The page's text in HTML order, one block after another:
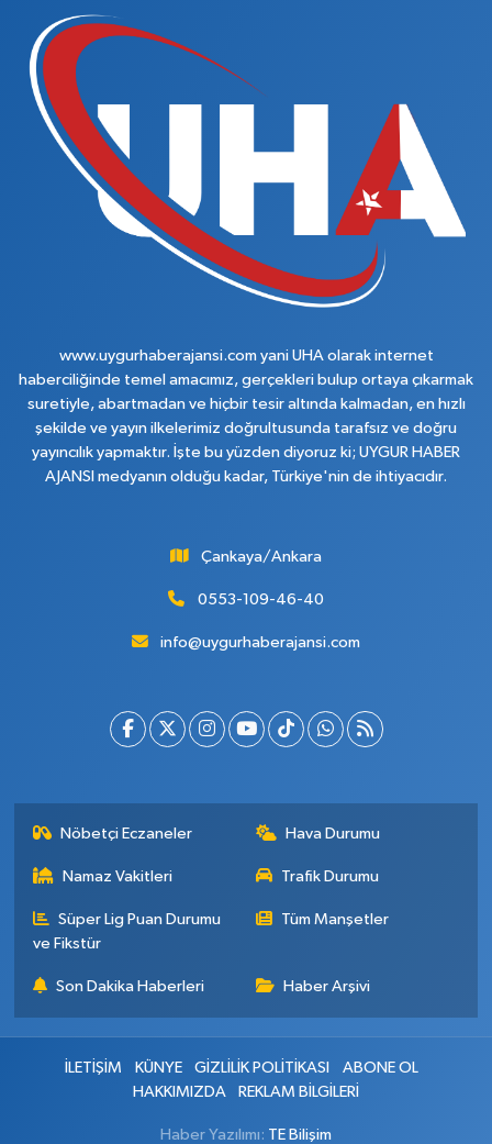
www.uygurhaberajansi.com yani UHA olarak internet
haberciliğinde temel amacımız, gerçekleri bulup ortaya çıkarmak
suretiyle, abartmadan ve hiçbir tesir altında kalmadan, en hızlı
şekilde ve yayın ilkelerimiz doğrultusunda tarafsız ve doğru
yayıncılık yapmaktır. İşte bu yüzden diyoruz ki; UYGUR HABER
AJANSI medyanın olduğu kadar, Türkiye'nin de ihtiyacıdır.
Çankaya/Ankara
0553-109-46-40
info@uygurhaberajansi.com
Nöbetçi Eczaneler Hava Durumu
Namaz Vakitleri Trafik Durumu
Süper Lig Puan Durumu
ve Fikstür
Tüm Manşetler
Son Dakika Haberleri Haber Arşivi
İLETİŞİM KÜNYE GİZLİLİK POLİTİKASI
ABONE OL
HAKKIMIZDA
REKLAM BİLGİLERİ
Haber Yazılımı: TE Bilişim